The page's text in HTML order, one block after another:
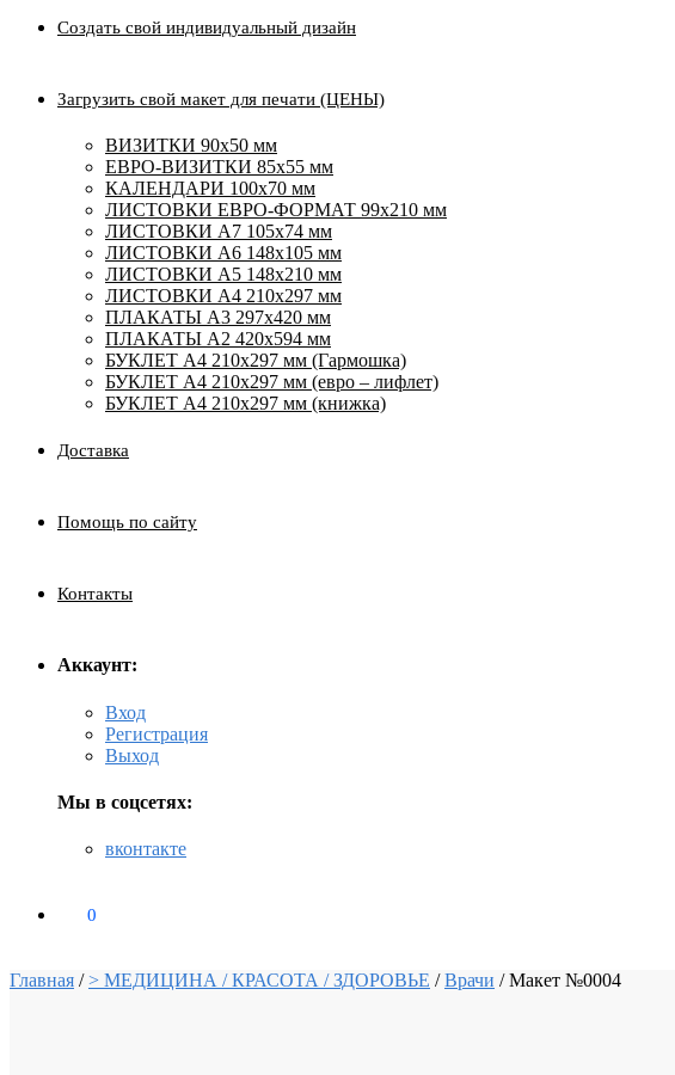
Создать свой индивидуальный дизайн
Загрузить свой макет для печати (ЦЕНЫ)
ВИЗИТКИ 90х50 мм
ЕВРО-ВИЗИТКИ 85х55 мм
КАЛЕНДАРИ 100х70 мм
ЛИСТОВКИ ЕВРО-ФОРМАТ 99х210 мм
ЛИСТОВКИ А7 105х74 мм
ЛИСТОВКИ А6 148х105 мм
ЛИСТОВКИ А5 148х210 мм
ЛИСТОВКИ А4 210х297 мм
ПЛАКАТЫ А3 297х420 мм
ПЛАКАТЫ А2 420х594 мм
БУКЛЕТ А4 210х297 мм (Гармошка)
БУКЛЕТ А4 210х297 мм (евро – лифлет)
БУКЛЕТ А4 210х297 мм (книжка)
Доставка
Помощь по сайту
Контакты
Аккаунт:
Вход
Регистрация
Выход
Мы в соцсетях:
вконтакте
0
Главная /> МЕДИЦИНА / КРАСОТА / ЗДОРОВЬЕ /Врачи /Макет №0004